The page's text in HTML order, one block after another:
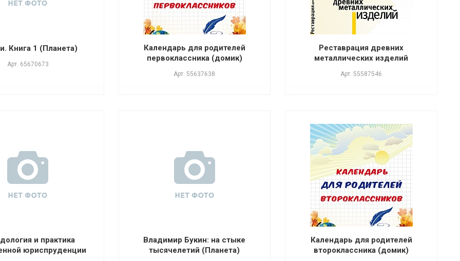
Книга 1 (Планета)
Арт. 65670673
Календарь для родителей
первоклассника (домик)
Арт. 55637638
Реставрация древних
металлических изделий
Арт. 55587546
и практика
юриспруденции
Владимир Букин: на стыке
тысячелетий (Планета)
Календарь для родителей
второклассника (домик)